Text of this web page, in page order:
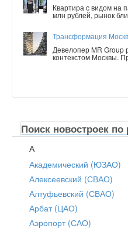
Квартира с видом на
млн рублей, рынок
Трансформация
Девелопер MR Group
контекстом Москвы.
Поиск новостроек
А
Академический (ЮЗАО)
Алексеевский (СВАО)
Алтуфьевский (СВАО)
Арбат (ЦАО)
Аэропорт (САО)